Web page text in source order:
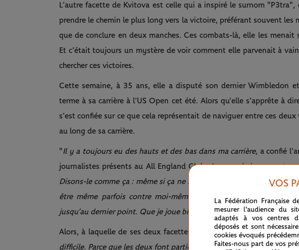
L’autre facette de Kvitova est celle qui a inspiré le surnom
prendre le chemin le plus long vers la victoire, préférant souvent les
que de conclure en deux manches. Ces combats-là, elle les menait
Et c’était toujours un mystère de voir comment elle parvenait à
chercher ces victoires.
Cette semaine, à 35 ans, elle a disputé son dernier Wimbledon
terme à sa carrière à l’US Open cet été. Alors qu’elle s’apprête à
s’est confiée sur ce que cela représentait de naviguer entre ces
au long de sa carrière.
"Il y a toujours eu des hauts et des bas dans ma carrière, a confié
journalistes présents au All England Club.Je pouvais jouer un
Disons-le comme ça : même si ça ne se voyait pas, il y avait
être même parfois contre moi-même. Mais j’ai été élevée
jusqu’au dernier point. Que je joue bien ou très mal, je me suis
Alors, à laquelle de ses deux facettes s’identifie-t-elle le plus ? "
difficile. Parce que les deux font partie de moi", a-t-elle répondu
VOS
La Fédération Française
mesurer l'audience du
adaptés à vos centres
déposés et sont
cookies évoqués
Faites-nous part de vos